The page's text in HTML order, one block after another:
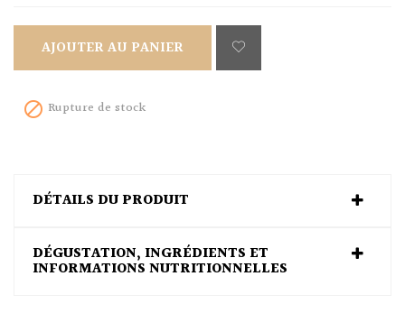
AJOUTER AU PANIER
 Rupture de stock
DÉTAILS DU PRODUIT
DÉGUSTATION, INGRÉDIENTS ET
INFORMATIONS NUTRITIONNELLES